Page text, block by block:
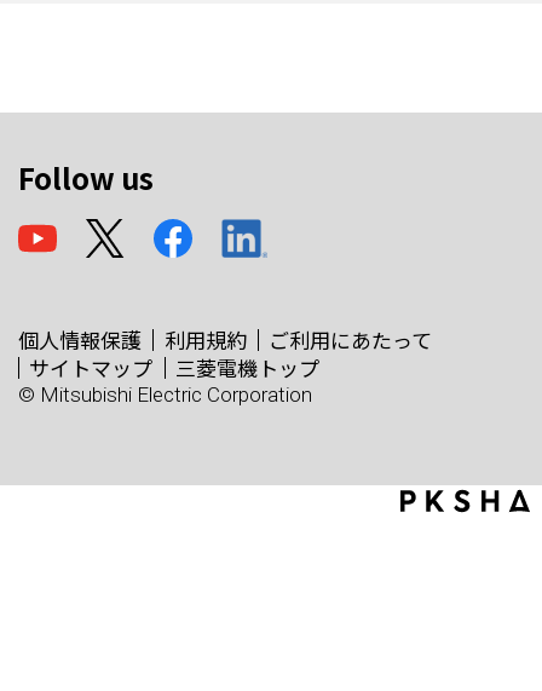
Follow us
個人情報保護 利用規約
ご利用にあたって
サイトマップ
三菱電機トップ
© Mitsubishi Electric Corporation